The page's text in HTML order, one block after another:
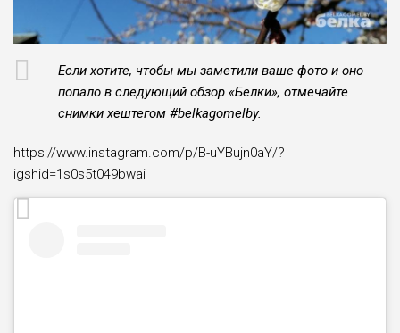
Если хотите, чтобы мы заметили ваше фото и оно
попало в следующий обзор «Белки», отмечайте
снимки хештегом #belkagomelby.
https://www.instagram.com/p/B-uYBujn0aY/?
igshid=1s0s5t049bwai